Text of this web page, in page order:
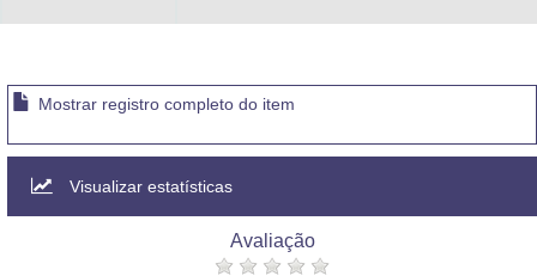
Mostrar registro completo do item
Visualizar estatísticas
Avaliação